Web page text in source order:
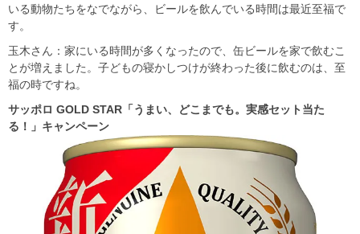
いる動物たちをなでながら、ビールを飲んでいる時間は最近至福で
す。
玉木さん：家にいる時間が多くなったので、缶ビールを家で飲むこ
とが増えました。子どもの寝かしつけが終わった後に飲むのは、至
福の時ですね。
サッポロ GOLD STAR 「うまい、どこまでも。実感セット当た
る！」キャンペーン